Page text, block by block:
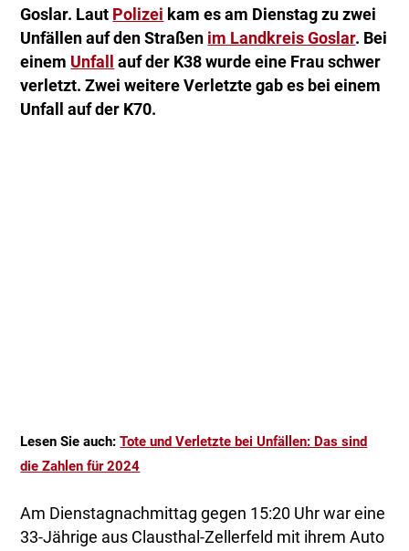
Goslar. Laut Polizei kam es am Dienstag zu zwei
Unfällen auf den Straßen im Landkreis Goslar. Bei
einem Unfall
auf der K38 wurde eine Frau schwer
verletzt. Zwei weitere Verletzte gab es bei einem
Unfall auf der K70.
Lesen Sie auch:Tote und Verletzte bei Unfällen: Das sind
die Zahlen für 2024
Am Dienstagnachmittag gegen 15:20 Uhr war eine
33-Jährige aus Clausthal-Zellerfeld mit ihrem Auto